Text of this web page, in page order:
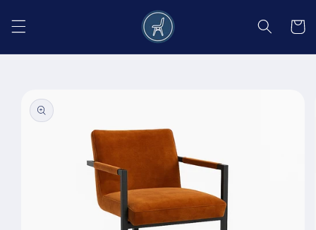
conținut
Coș
informațiile
despre
produs